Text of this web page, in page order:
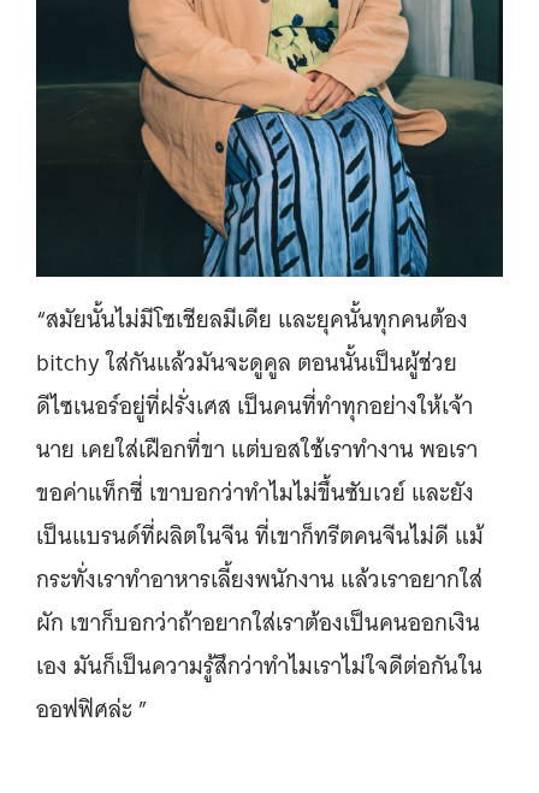
“สมัยนั้นไม่มีโซเชียลมีเดีย และยุคนั้นทุกคนต้อง
bitchy ใส่กันแล้วมันจะดูคูล ตอนนั้นเป็นผู้ช่วย
ดีไซเนอร์อยู่ที่ฝรั่งเศส เป็นคนที่ทำทุกอย่างให้เจ้า
นาย เคยใส่เฝือกที่ขา แต่บอสใช้เราทำงาน พอเรา
ขอค่าแท็กซี่ เขาบอกว่าทำไมไม่ขึ้นซับเวย์ และยัง
เป็นแบรนด์ที่ผลิตในจีน ที่เขาก็ทรีตคนจีนไม่ดี แม้
กระทั่งเราทำอาหารเลี้ยงพนักงาน แล้วเราอยากใส่
ผัก เขาก็บอกว่าถ้าอยากใส่เราต้องเป็นคนออกเงิน
เอง มันก็เป็นความรู้สึกว่าทำไมเราไม่ใจดีต่อกันใน
ออฟฟิศล่ะ ”